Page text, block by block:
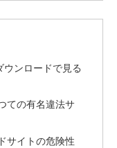
ンロードで見る
ての有名違法サ
サイトの危険性